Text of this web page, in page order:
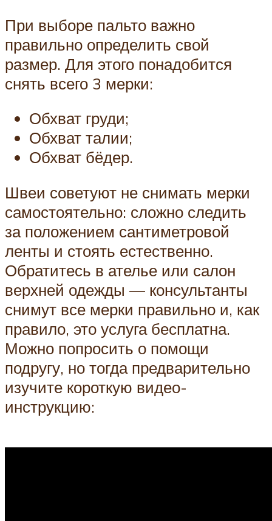
При выборе пальто важно
правильно определить свой
размер. Для этого понадобится
снять всего 3 мерки:
Обхват груди;
Обхват талии;
Обхват бёдер.
Швеи советуют не снимать мерки
самостоятельно: сложно следить
за положением сантиметровой
ленты и стоять естественно.
Обратитесь в ателье или салон
верхней одежды — консультанты
снимут все мерки правильно и, как
правило, это услуга бесплатна.
Можно попросить о помощи
подругу, но тогда предварительно
изучите короткую видео-
инструкцию: